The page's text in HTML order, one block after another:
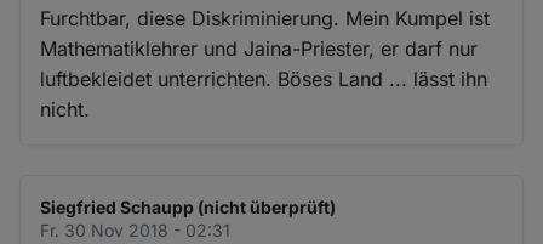
Furchtbar, diese Diskriminierung. Mein Kumpel ist
Mathematiklehrer und Jaina-Priester, er darf nur
luftbekleidet unterrichten. Böses Land ... lässt ihn
nicht.
Siegfried Schaupp (nicht überprüft)
Fr. 30 Nov 2018 - 02:31